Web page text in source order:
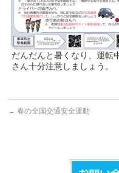
だんだんと暑くなり、運転
さん十分注意しましょう。
← 春の全国交通安全運動